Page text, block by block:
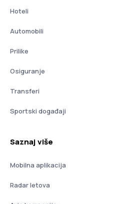
Hoteli
Automobili
Prilike
Osiguranje
Transferi
Sportski događaji
Saznaj više
Mobilna aplikacija
Radar letova